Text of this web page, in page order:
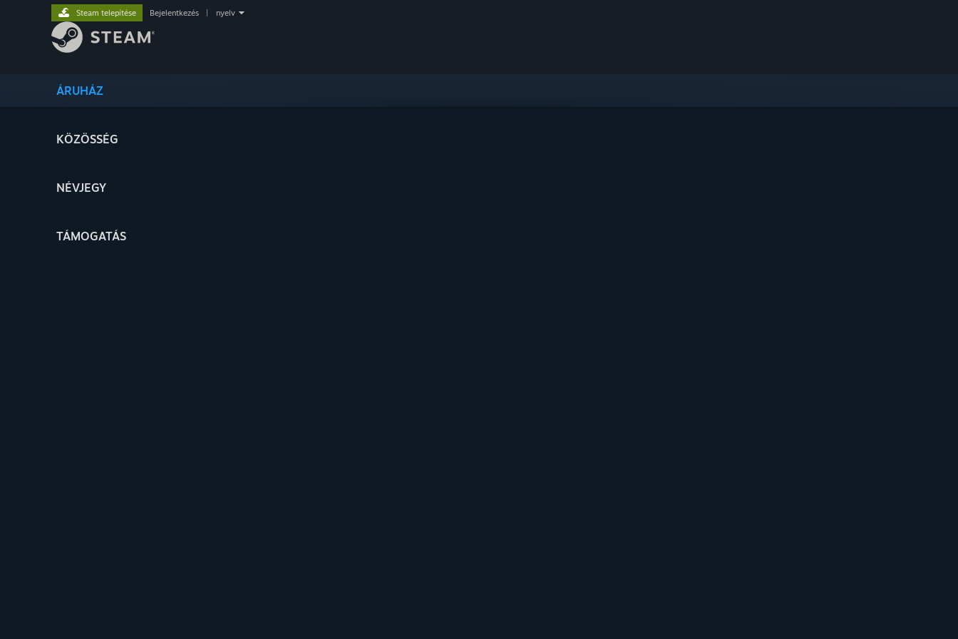
ÁRUHÁZ
KÖZÖSSÉG
NÉVJEGY
TÁMOGATÁS
Steam telepítése Bejelentkezés nyelv